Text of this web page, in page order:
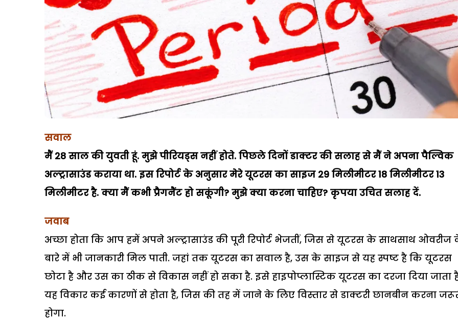
सवाल
मैं 28 साल की युवती हूं. मुझे पीरियड्स नहीं होते. पिछले दिनों डाक्टर की सलाह से मैं ने अपना पैल्विक
अल्ट्रासाउंड कराया था. इस रिपोर्ट के अनुसार मेरे यूटरस का साइज 29 मिलीमीटर 18 मिलीमीटर 13
मिलीमीटर है. क्या मैं कभी प्रैगनैंट हो सकूंगी? मुझे क्या करना चाहिए? कृपया उचित सलाह दें.
जवाब
अच्छा होता कि आप हमें अपने अल्ट्रासाउंड की पूरी रिपोर्ट भेजतीं, जिस से यूटरस के साथसाथ ओवरीज
बारे में भी जानकारी मिल पाती. जहां तक यूटरस का सवाल है, उस के साइज से यह स्पष्ट है कि यूटरस
छोटा है और उस का ठीक से विकास नहीं हो सका है. इसे हाइपोप्लास्टिक यूटरस का दरजा दिया जाता
यह विकार कई कारणों से होता है, जिस की तह में जाने के लिए विस्तार से डाक्टरी छानबीन करना
होगा.